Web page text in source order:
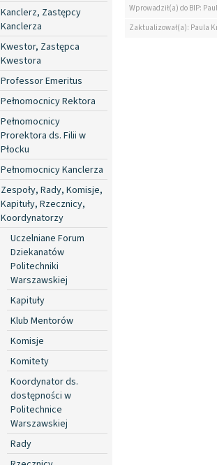
Kanclerz, Zastępcy
Kanclerza
Kwestor, Zastępca
Kwestora
Professor Emeritus
Pełnomocnicy Rektora
Pełnomocnicy
Prorektora ds. Filii w
Płocku
Pełnomocnicy Kanclerza
Zespoły, Rady, Komisje,
Kapituły, Rzecznicy,
Koordynatorzy
Uczelniane Forum
Dziekanatów
Politechniki
Warszawskiej
Kapituły
Klub Mentorów
Komisje
Komitety
Koordynator ds.
dostępności w
Politechnice
Warszawskiej
Rady
Wprowadził(a) do BIP:
Zaktualizował(a): Paula